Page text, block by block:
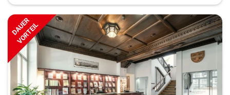
DAUER
VORTEIL